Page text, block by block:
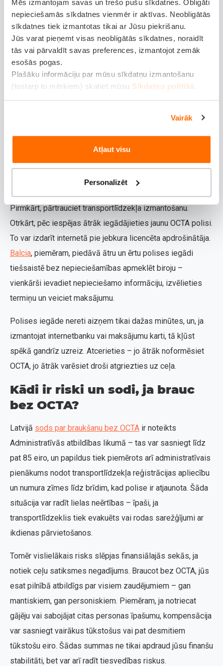
Mēs izmantojam savas un trešo pušu sīkdatnes. Obligāti
nepieciešamās sīkdatnes vienmēr ir aktīvas. Neobligātās
sīkdatnes tiek izmantotas tikai ar Jūsu piekrišanu.
Jūs varat pieņemt visas neobligātās sīkdatnes, noraidīt
tās vai pārvaldīt savas preferences, izmantojot zemāk
esošās pogas.
Plašāku informāciju par mūsu sīkdatņu izmantošanu
(tostarp to mērķiem) skatiet mūsu Sīkdatņu politikā
Vairāk
Atļaut visu
Personalizēt
autorizācija – tikai transportlīdzekļa valsts numurs. Tas ir
efektīvs veids, kā izvairīties no situācijas, kurā neapzināti
piedalāties satiksmē ar nederīgu OCTA polisi.
Ko darīt, ja OCTA ir beigusies?
Ja, veicot OCTA pārbaudi, redzat, ka polise ir beigusies
kuru piemēro sodu. Pat tad, ja jums ir tikai viens vai divi
dienas bez polises, tas var radīt nopietnas sekas. Turklāt
šādi pārtraukumi neretiietekmē OCTA polises cenu
Pirmkārt, pārtrauciet transportlīdzekļa izmantošanu.
Otrkārt, pēc iespējas ātrāk iegādājieties jaunu OCTA polisi.
To var izdarīt internetā pie jebkura licencēta apdrošinātāja.
Balcia, piemēram, piedāvā ātru un ērtu polises iegādi
tiešsaistē bez nepieciešamības apmeklēt biroju –
vienkārši ievadiet nepieciešamo informāciju, izvēlieties
termiņu un veiciet maksājumu.
Polises iegāde nereti aizņem tikai dažas minūtes, un, ja
izmantojat internetbanku vai maksājumu karti, tā kļūst
spēkā gandrīz uzreiz. Atcerieties – jo ātrāk noformēsiet
OCTA, jo ātrāk varēsiet droši atgriezties uz ceļa.
Kādi ir riski un sodi, ja brauc
bez OCTA?
Latvijā sods par braukšanu bez OCTA ir noteikts
Administratīvās atbildības likumā – tas var sasniegt līdz
pat 85 eiro, un papildus tiek piemērots arī administratīvais
pienākums nodot transportlīdzekļa reģistrācijas apliecību
un numura zīmes līdz brīdim, kad polise ir atjaunota. Šāda
situācija var radīt lielas neērtības – īpaši, ja
transportlīdzeklis tiek evakuēts vai rodas sarežģījumi ar
ikdienas pārvietošanos.
Tomēr vislielākais risks slēpjas finansiālajās sekās, ja
notiek ceļu satiksmes negadījums. Braucot bez OCTA, jūs
esat pilnībā atbildīgs par visiem zaudējumiem – gan
mantiskiem, gan personiskiem. Piemēram, ja notriecat
gājēju vai sabojājat citas personas īpašumu, kompensācija
var sasniegt vairākus tūkstošus vai pat desmitiem
tūkstošu eiro. Šādas summas ne tikai apdraud jūsu finanšu
stabilitāti, bet var arī radīt tiesvedības riskus.